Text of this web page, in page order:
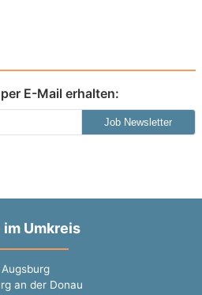
E-Mail erhalten:
Job Newsletter
im Umkreis
Augsburg
an der Donau